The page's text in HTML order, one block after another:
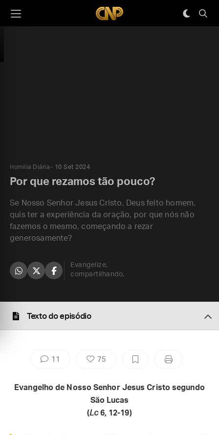
Homilia Diária 10 Set 2024
Por que rezamos tão pouco?
Se Nosso Senhor Jesus Cristo, Deus feito homem,
quis ter a experiência da oração, por que nós não
fazemos o mesmo, começando a rezar
generosamente?
Evangelize,
compartilhando.
Texto do episódio
11 75
Evangelho de Nosso Senhor Jesus Cristo segundo
São Lucas
(Lc6, 12-19)